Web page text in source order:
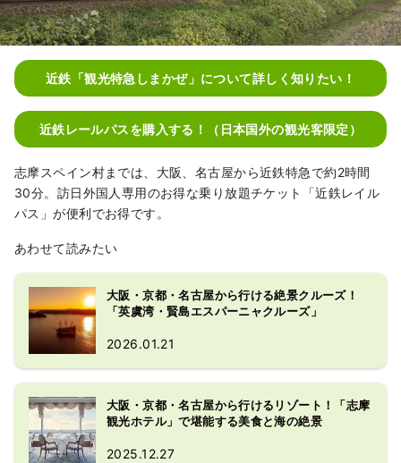
近鉄「観光特急しまかぜ」について詳しく知りたい！
近鉄レールパスを購入する！（日本国外の観光客限定）
志摩スペイン村までは、大阪、名古屋から近鉄特急で約2時間
30分。訪日外国人専用のお得な乗り放題チケット「近鉄レイル
パス」が便利でお得です。
あわせて読みたい
大阪・京都・名古屋から行ける絶景クルーズ！
「英虞湾・賢島エスパーニャクルーズ」
2026.01.21
大阪・京都・名古屋から行けるリゾート！「志摩
観光ホテル」で堪能する美食と海の絶景
2025.12.27